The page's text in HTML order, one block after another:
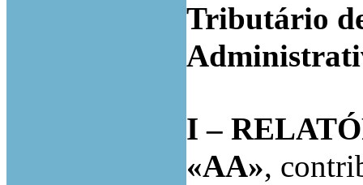
Tributário
I –
«AA»,